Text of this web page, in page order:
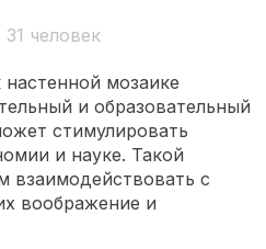
человек
мозаике
и образовательный
стимулировать
и науке. Такой
взаимодействовать с
воображение и